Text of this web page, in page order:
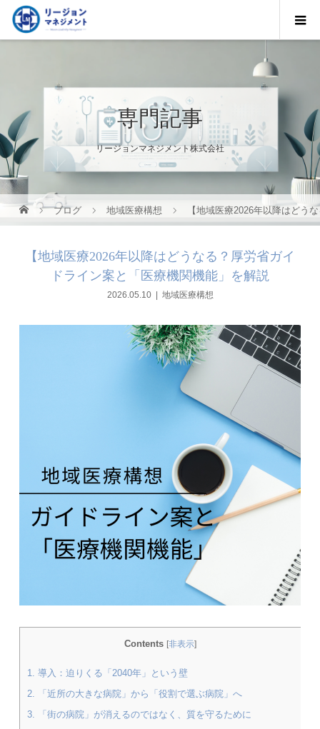
専門記事
リージョンマネジメント株式会社
ブログ 地域医療構想 【地域医療2026年以降はどう
【地域医療2026年以降はどうなる？厚労省ガイ
ドライン案と「医療機関機能」を解説
2026.05.10 地域医療構想
Contents [非表示]
1. 導入：迫りくる「2040年」という壁
2. 「近所の大きな病院」から「役割で選ぶ病院」へ
3. 「街の病院」が消えるのではなく、質を守るために